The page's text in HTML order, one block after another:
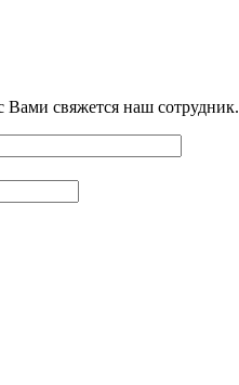
Вами свяжется наш сотрудник.